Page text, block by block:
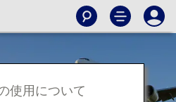
使用について